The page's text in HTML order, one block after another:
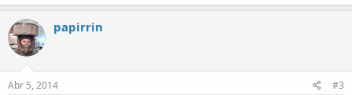
papirrin
Abr 5, 2014 #3